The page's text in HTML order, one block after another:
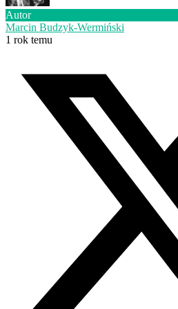
Autor
Marcin Budzyk-Wermiński
1 rok temu